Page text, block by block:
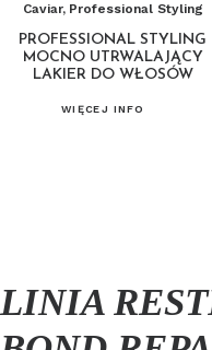
Caviar, Professional Styling
PROFESSIONAL STYLING
MOCNO UTRWALAJĄCY
LAKIER DO WŁOSÓW
WIĘCEJ INFO
LINIA